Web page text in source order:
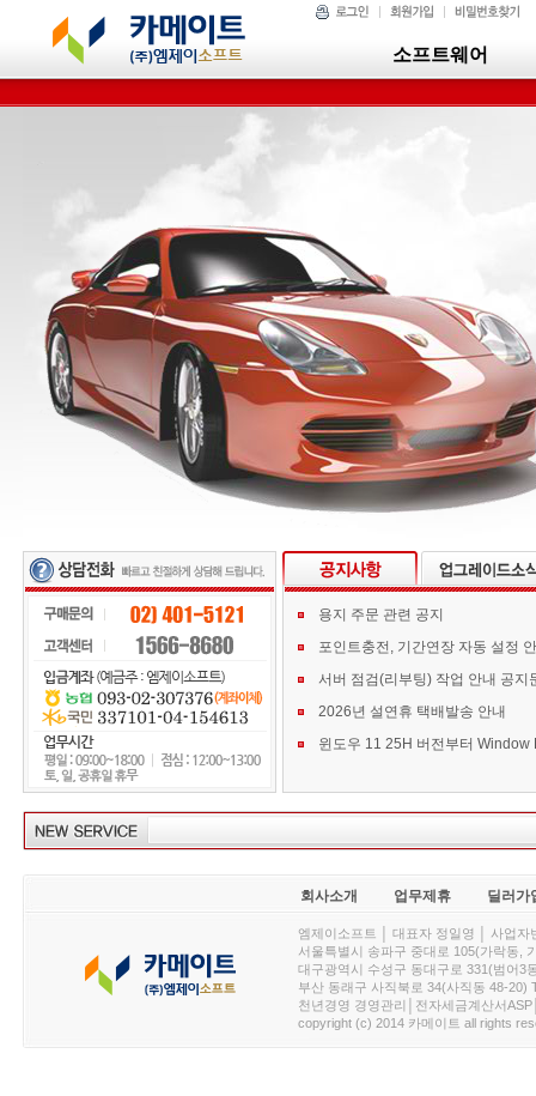
소프트웨어
용지 주문 관련 공지
포인트충전, 기간연장 자동 설정
서버 점검(리부팅) 작업 안내 공지
2026년 설연휴 택배발송 안내
회사소개 업무제휴 딜러가
엠제이소프트 │ 대표자 정일영 │ 사업
서울특별시 송파구 중대로 105(가락동,
대구광역시 수성구 동대구로 331(범어3
부산 동래구 사직북로 34(사직동 48-20)
천년경영 경영관리│전자세금계산서
copyright (c) 2014 카메이트 all rights